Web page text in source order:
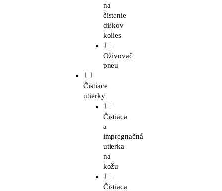
na
čistenie
diskov
kolies
Oživovač
pneu
Čistiace
utierky
Čistiaca
a
impregnačná
utierka
na
kožu
Čistiaca